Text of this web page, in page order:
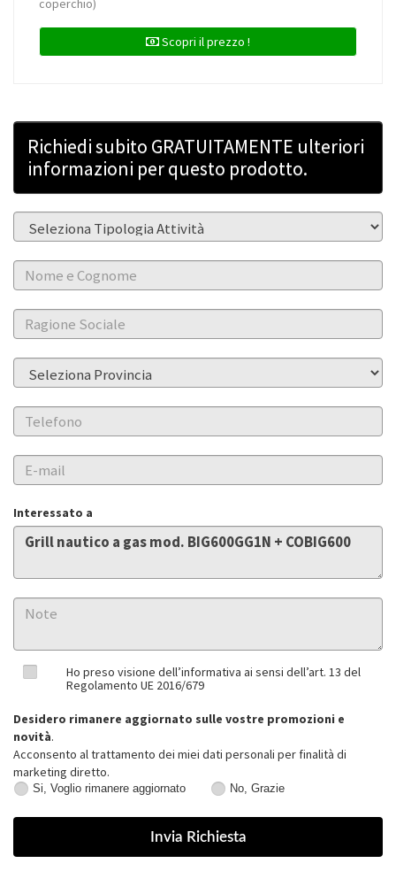
coperchio)
Scopri il prezzo !
Richiedi subito GRATUITAMENTE ulteriori
informazioni per questo prodotto.
Interessato a
Ho preso visione dell’informativa ai sensi dell’art. 13 del
Regolamento UE 2016/679
Desidero rimanere aggiornato sulle vostre promozioni e
novità.
Acconsento al trattamento dei miei dati personali per finalità di
marketing diretto.
Voglio
Si, Voglio rimanere aggiornato
Grazie
No, Grazie